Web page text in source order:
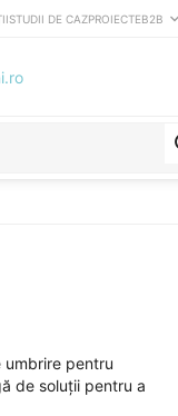
STUDII DE CAZPROIECTEB2B
pentru
de soluții pentru a